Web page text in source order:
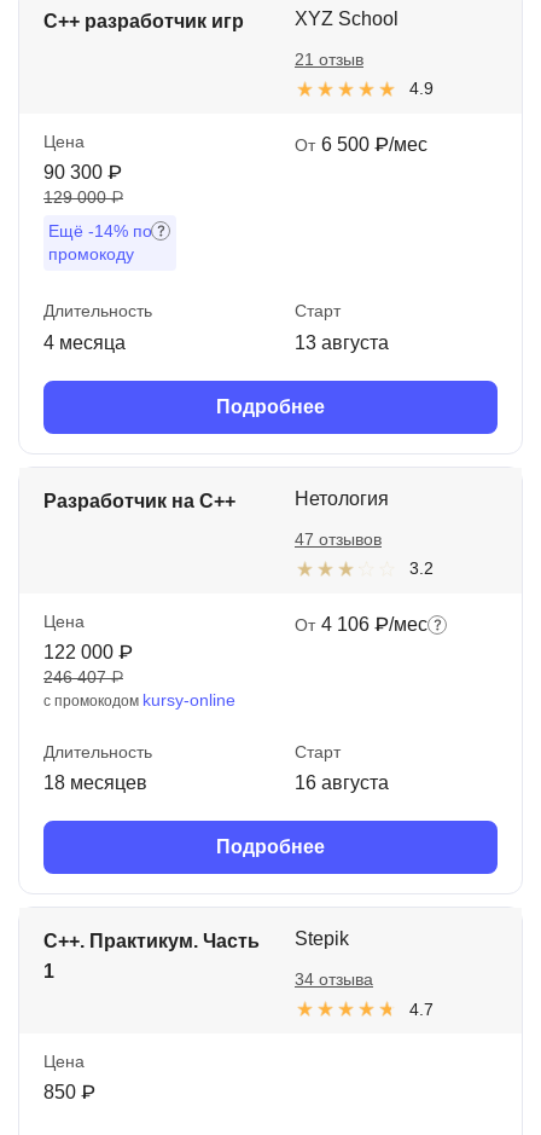
C++ разработчик игр XYZ School
4.9
21 отзыв
Цена
90 300 ₽
129 000 ₽
Ещё -14% по
промокоду
От 6 500 ₽/мес
Длительность
4 месяца
Старт
13 августа
Подробнее
Разработчик на C++ Нетология
3.2
47 отзывов
Цена
122 000 ₽
246 407 ₽
с промокодом kursy-online
От 4 106 ₽/мес
Длительность
18 месяцев
Старт
16 августа
Подробнее
C++. Практикум. Часть
1
Stepik
4.7
34 отзыва
Цена
850 ₽